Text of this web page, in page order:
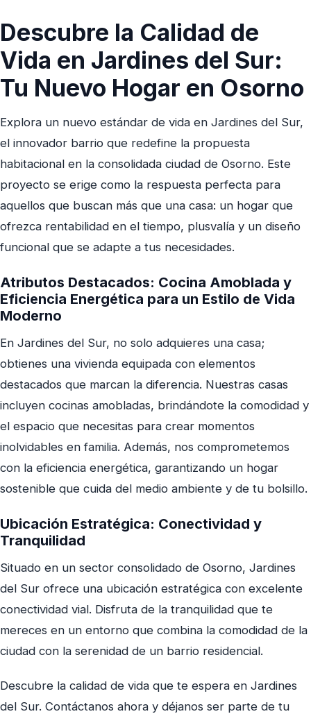
Descubre la Calidad de
Vida en Jardines del Sur:
Tu Nuevo Hogar en Osorno
Explora un nuevo estándar de vida en Jardines del Sur,
el innovador barrio que redefine la propuesta
habitacional en la consolidada ciudad de Osorno. Este
proyecto se erige como la respuesta perfecta para
aquellos que buscan más que una casa: un hogar que
ofrezca rentabilidad en el tiempo, plusvalía y un diseño
funcional que se adapte a tus necesidades.
Atributos Destacados: Cocina Amoblada y
Eficiencia Energética para un Estilo de Vida
Moderno
En Jardines del Sur, no solo adquieres una casa;
obtienes una vivienda equipada con elementos
destacados que marcan la diferencia. Nuestras casas
incluyen cocinas amobladas, brindándote la comodidad y
el espacio que necesitas para crear momentos
inolvidables en familia. Además, nos comprometemos
con la eficiencia energética, garantizando un hogar
sostenible que cuida del medio ambiente y de tu bolsillo.
Ubicación Estratégica: Conectividad y
Tranquilidad
Situado en un sector consolidado de Osorno, Jardines
del Sur ofrece una ubicación estratégica con excelente
conectividad vial. Disfruta de la tranquilidad que te
mereces en un entorno que combina la comodidad de la
ciudad con la serenidad de un barrio residencial.
Descubre la calidad de vida que te espera en Jardines
del Sur. Contáctanos ahora y déjanos ser parte de tu